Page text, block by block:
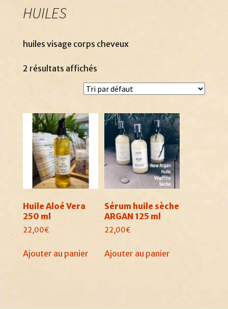
HUILES
huiles visage corps cheveux
2 résultats affichés
Huile Aloé Vera
250 ml
22,00€
Ajouter au panier
Sérum huile sèche
ARGAN 125 ml
22,00€
Ajouter au panier